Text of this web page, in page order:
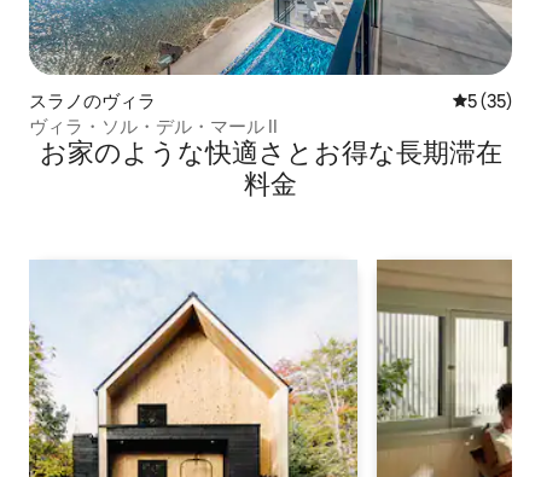
スラノのヴィラ レビュー
5 (35)
ヴィラ・ソル・デル・マール II
お家のような快⁠適⁠さ⁠とお⁠得⁠な長⁠期⁠滞⁠在
料⁠金